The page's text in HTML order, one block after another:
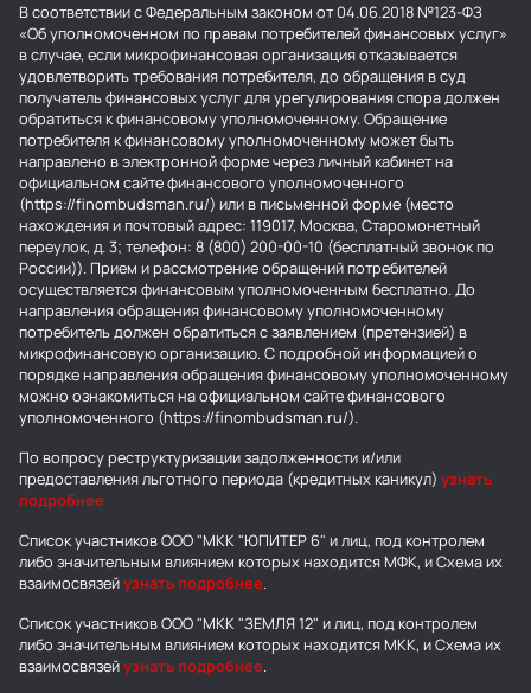
В соответствии с Федеральным законом от 04.06.2018 №123-ФЗ
«Об уполномоченном по правам потребителей финансовых услуг»
в случае, если микрофинансовая организация отказывается
удовлетворить требования потребителя, до обращения в суд
получатель финансовых услуг для урегулирования спора должен
обратиться к финансовому уполномоченному. Обращение
потребителя к финансовому уполномоченному может быть
направлено в электронной форме через личный кабинет на
официальном сайте финансового уполномоченного
(https://finombudsman.ru/) или в письменной форме (место
нахождения и почтовый адрес: 119017, Москва, Старомонетный
переулок, д. 3; телефон: 8 (800) 200-00-10 (бесплатный звонок по
России)). Прием и рассмотрение обращений потребителей
осуществляется финансовым уполномоченным бесплатно. До
направления обращения финансовому уполномоченному
потребитель должен обратиться с заявлением (претензией) в
микрофинансовую организацию. С подробной информацией о
порядке направления обращения финансовому уполномоченному
можно ознакомиться на официальном сайте финансового
уполномоченного (https://finombudsman.ru/).
По вопросу реструктуризации задолженности и/или
предоставления льготного периода (кредитных каникул) узнать
подробнее
Список участников ООО "МКК "ЮПИТЕР 6" и лиц, под контролем
либо значительным влиянием которых находится МФК, и Схема их
взаимосвязейузнать подробнее.
Список участников ООО "МКК "ЗЕМЛЯ 12" и лиц, под контролем
либо значительным влиянием которых находится МКК, и Схема их
взаимосвязейузнать подробнее.